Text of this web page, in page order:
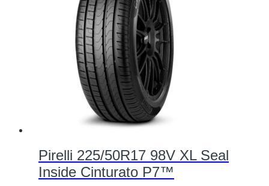
Pirelli 225/50R17 98V XL Seal
Inside Cinturato P7™